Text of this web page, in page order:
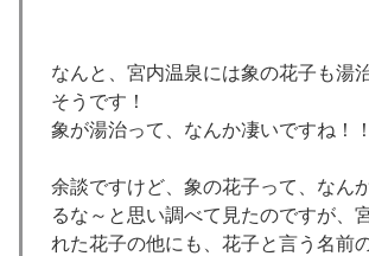
なんと、宮内温泉には象の花子も湯
そうです！
象が湯治って、なんか凄いですね！
余談ですけど、象の花子って、なん
るな～と思い調べて見たのですが、
れた花子の他にも、花子と言う名前